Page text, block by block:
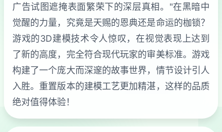
广告试图遮掩表面繁荣下的深层真相。"在黑暗中
觉醒的力量，究竟是天赐的恩典还是命运的枷锁？
游戏的3D建模技术令人惊叹，在视觉表现上达到
了新的高度，完全符合现代玩家的审美标准。游戏
构建了一个庞大而深邃的故事世界，情节设计引人
入胜。重置版本的建模工艺更加精湛，这样的品质
绝对值得体验！